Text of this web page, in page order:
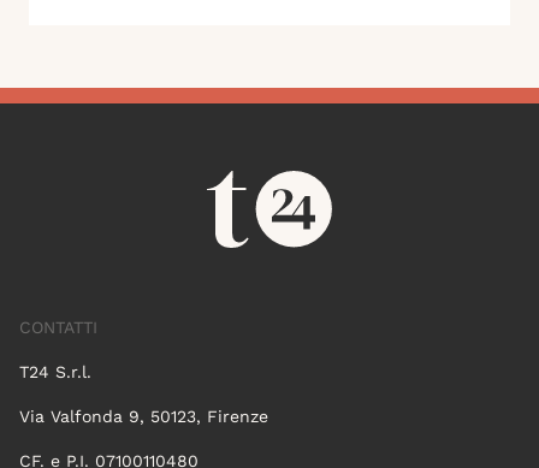
CONTATTI
T24 S.r.l.
Via Valfonda 9, 50123, Firenze
CF. e P.I. 07100110480